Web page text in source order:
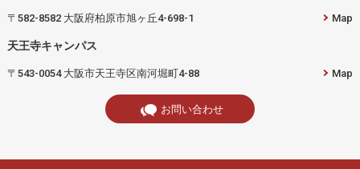
〒582-8582 大阪府柏原市旭ヶ丘4-698-1 Map
天王寺キャンパス
〒543-0054 大阪市天王寺区南河堀町4-88 Map
お問い合わせ